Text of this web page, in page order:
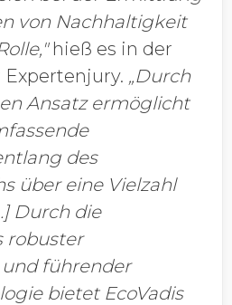
von Nachhaltigkeit
hieß es in der
„Durch
Ansatz ermöglicht
des
über eine Vielzahl
Durch die
robuster
führender
bietet EcoVadis